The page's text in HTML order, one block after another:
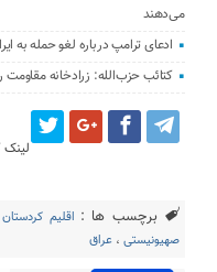
می‌دهند
ادعای ترامپ درباره لغو حمله به
کتائب حزب‌الله: زرادخانه
لینک
برچسب ها : اقلیم
صهیونیستی ،عراق